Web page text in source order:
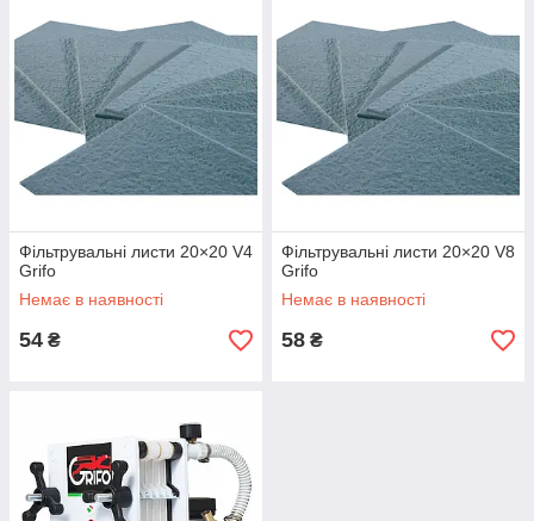
Фільтрувальні листи 20×20 V4
Grifo
Немає в наявності
54 ₴
Фільтрувальні листи 20×20 V8
Grifo
Немає в наявності
58 ₴